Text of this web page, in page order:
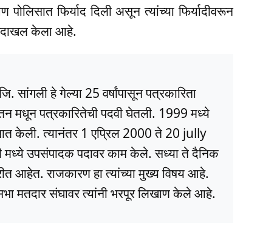
फिर्याद दिली असून त्यांच्या फिर्यादीवरून
दाखल केला आहे.
सांगली हे गेल्या 25 वर्षांपासून पत्रकारिता
मधून पत्रकारितेची पदवी घेतली. 1999 मध्ये
केली. त्यानंतर 1 एप्रिल 2000 ते 20 jully
मध्ये उपसंपादक पदावर काम केले. सध्या ते दैनिक
आहेत. राजकारण हा त्यांच्या मुख्य विषय आहे.
मतदार संघावर त्यांनी भरपूर लिखाण केले आहे.